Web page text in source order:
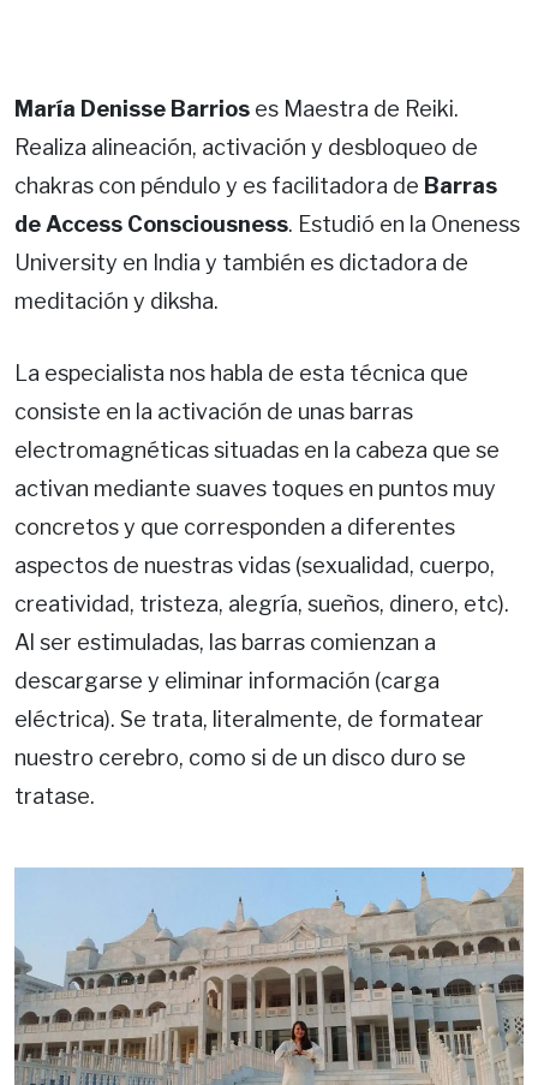
María Denisse Barrios es Maestra de Reiki.
Realiza alineación, activación y desbloqueo de
chakras con péndulo y es facilitadora de Barras
de Access Consciousness. Estudió en la Oneness
University en India y también es dictadora de
meditación y diksha.
La especialista nos habla de esta técnica que
consiste en la activación de unas barras
electromagnéticas situadas en la cabeza que se
activan mediante suaves toques en puntos muy
concretos y que corresponden a diferentes
aspectos de nuestras vidas (sexualidad, cuerpo,
creatividad, tristeza, alegría, sueños, dinero, etc).
Al ser estimuladas, las barras comienzan a
descargarse y eliminar información (carga
eléctrica). Se trata, literalmente, de formatear
nuestro cerebro, como si de un disco duro se
tratase.